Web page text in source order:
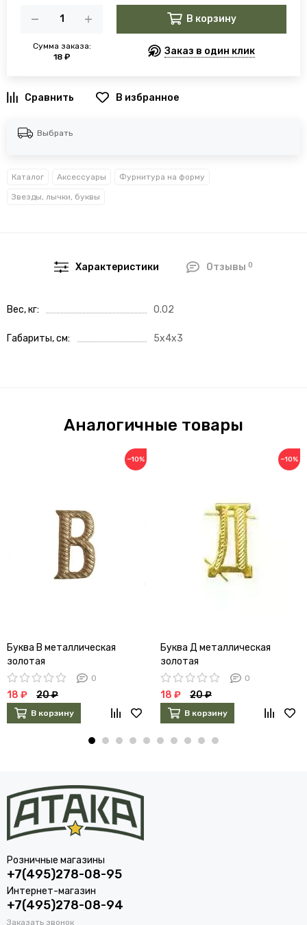
Сумма заказа:
18 ₽
В корзину
Заказ в один клик
В избранное
Выбрать
Каталог Аксессуары Фурнитура на форму
Звезды, лычки, буквы
Характеристики Отзывы 0
Вес, кг 0.02
Габариты, см 5x4x3
Аналогичные товары
−10%
Буква В металлическая
золотая
0
18 ₽ 20 ₽
В корзину
−10%
Буква Д металлическая
золотая
0
18 ₽ 20 ₽
В корзину
Розничные магазины
+7(495)278-08-95
Интернет-магазин
+7(495)278-08-94
Заказать звонок